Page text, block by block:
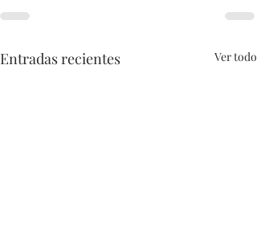
Entradas recientes Ver todo